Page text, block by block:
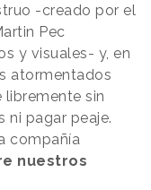
-creado por el
Pec
y visuales- y, en
atormentados
libremente sin
ni pagar peaje.
compañía
nuestros